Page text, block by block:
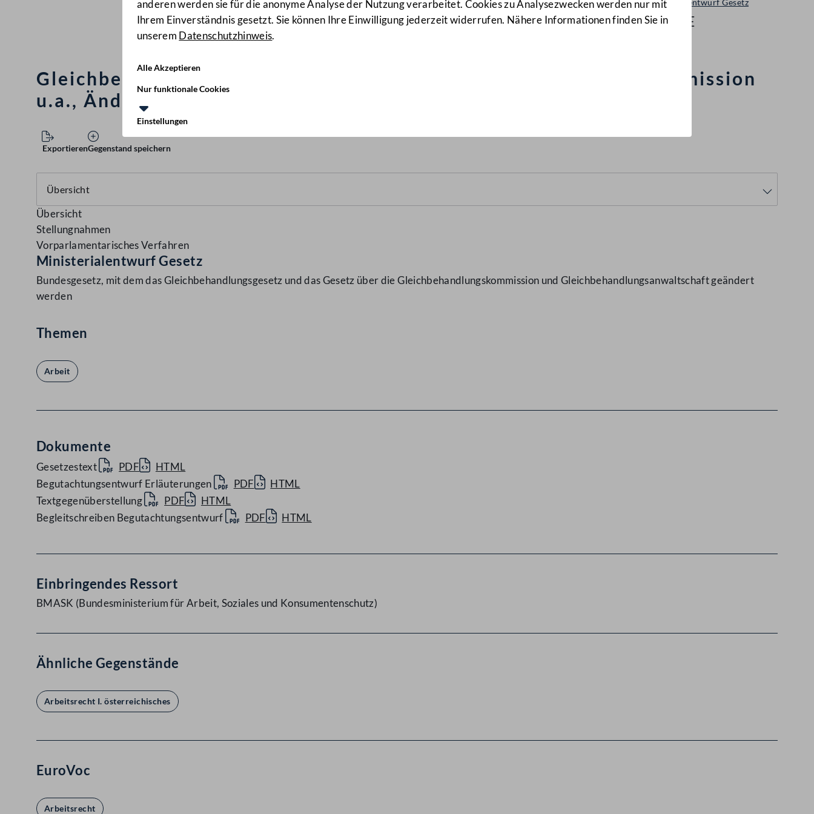
anderen werden sie für die anonyme Analyse der Nutzung verarbeitet. Cookies zu Analysezwecken werden nur mit
Ihrem Einverständnis gesetzt. Sie können Ihre Einwilligung jederzeit widerrufen. Nähere Informationen finden Sie in
unserem Datenschutzhinweis.
Alle Akzeptieren
Nur funktionale Cookies
Einstellungen
Ministerialentwurf Gesetz
179/ME
Gleichbehandlungsgesetz, Gesetz über die Gleichbehandlungskommission
u.a., Änderung
ExportierenGegenstand speichern
Übersicht
Stellungnahmen
Vorparlamentarisches Verfahren
Ministerialentwurf Gesetz
Bundesgesetz, mit dem das Gleichbehandlungsgesetz und das Gesetz über die Gleichbehandlungskommission und Gleichbehandlungsanwaltschaft geändert
werden
Themen
Arbeit
Dokumente
Gesetzestext PDF
HTML
Begutachtungsentwurf Erläuterungen
PDF
HTML
Textgegenüberstellung
PDF
HTML
Begleitschreiben Begutachtungsentwurf
PDF HTML
Einbringendes Ressort
BMASK (Bundesministerium für Arbeit, Soziales und Konsumentenschutz)
Ähnliche Gegenstände
Arbeitsrecht I. österreichisches
EuroVoc
Arbeitsrecht